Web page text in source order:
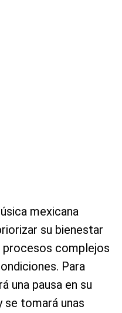
mexicana
su bienestar
complejos
Para
una pausa en su
se tomará unas